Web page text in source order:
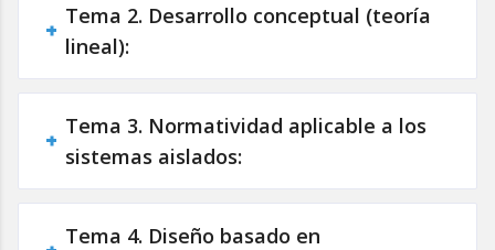
Tema 2. Desarrollo conceptual (teoría
lineal):
Tema 3. Normatividad aplicable a los
sistemas aislados:
Tema 4. Diseño basado en